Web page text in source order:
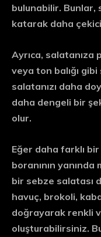
bulunabilir. Bunlar,
katarak daha
Ayrıca,
veya ton balığı
salatanızı daha
daha dengeli bir
olur.
Eğer daha farklı
boranının
bir sebze salatası
havuç, brokoli,
doğrayarak renkli
oluşturabilirsiniz.